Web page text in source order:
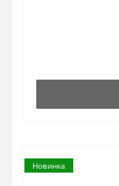
Новинка